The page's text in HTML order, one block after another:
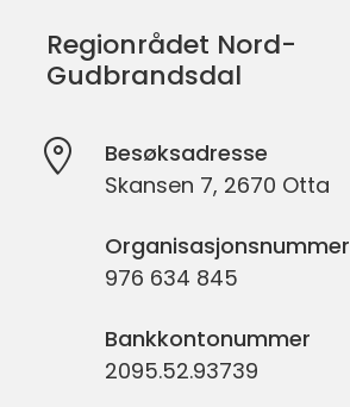
Regionrådet Nord-
Gudbrandsdal
Besøksadresse
Skansen 7, 2670 Otta
Organisasjonsnummer
976 634 845
Bankkontonummer
2095.52.93739